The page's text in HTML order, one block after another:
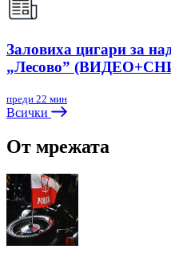
Заловиха цигари за
„Лесово”
преди 22 мин
Всички
От мрежата